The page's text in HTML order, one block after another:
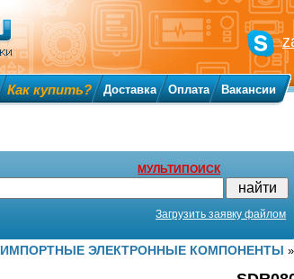
ИМПОРТНЫЕ ЭЛЕКТРОННЫЕ КОМПОНЕНТЫ »
Как купить? Доставка Оплата Вакансии
МУЛЬТИПОИСК
Загрузить заявку файлом